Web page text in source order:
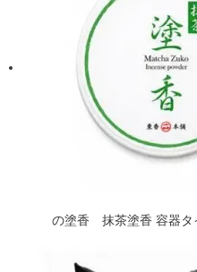
の塗香 抹茶塗香 容器タ